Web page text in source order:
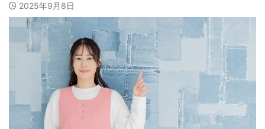
2025年9月8日